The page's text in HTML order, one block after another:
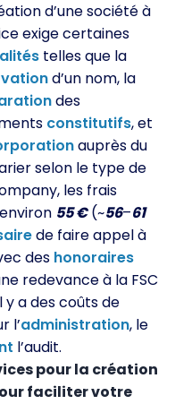
d’une société à
exige certaines
telles que la
d’un nom, la
des
constitutifs, et
auprès du
selon le type de
les frais
55 €(~56–61
de faire appel à
des honoraires
redevance à la FSC
y a des coûts de
l’administration, le
l’audit.
pour la création
faciliter votre